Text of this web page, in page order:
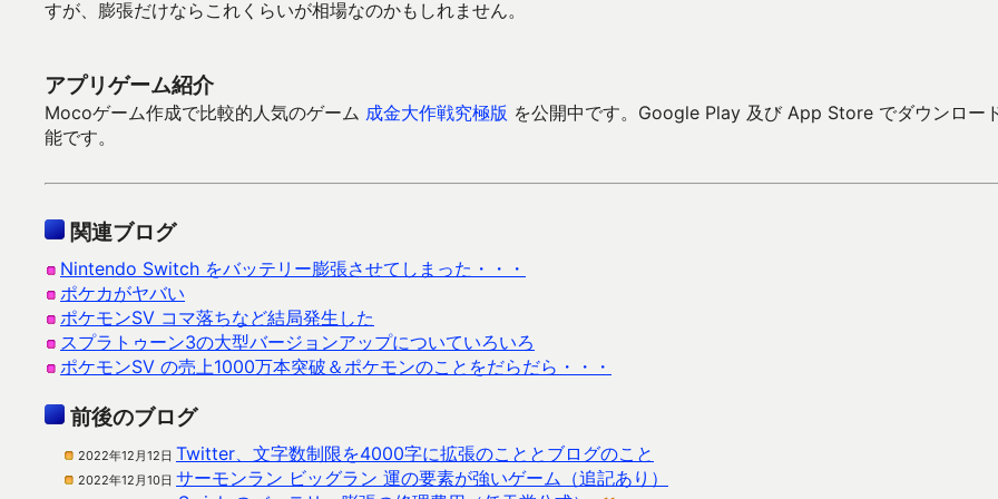
すが、膨張だけならこれくらいが相場なのかもしれません。
アプリゲーム紹介
Mocoゲーム作成で比較的人気のゲーム 成金大作戦究極版 を公開中です。Google Play 及び App Store でダウンロー
能です。
関連ブログ
Nintendo Switch をバッテリー膨張させてしまった・・・
ポケカがヤバい
ポケモンSV コマ落ちなど結局発生した
スプラトゥーン3の大型バージョンアップについていろいろ
ポケモンSV の売上1000万本突破＆ポケモンのことをだらだら・・・
前後のブログ
2022年12月12日 Twitter、文字数制限を4000字に拡張のこととブログのこと
2022年12月10日 サーモンラン ビッグラン 運の要素が強いゲーム（追記あり）